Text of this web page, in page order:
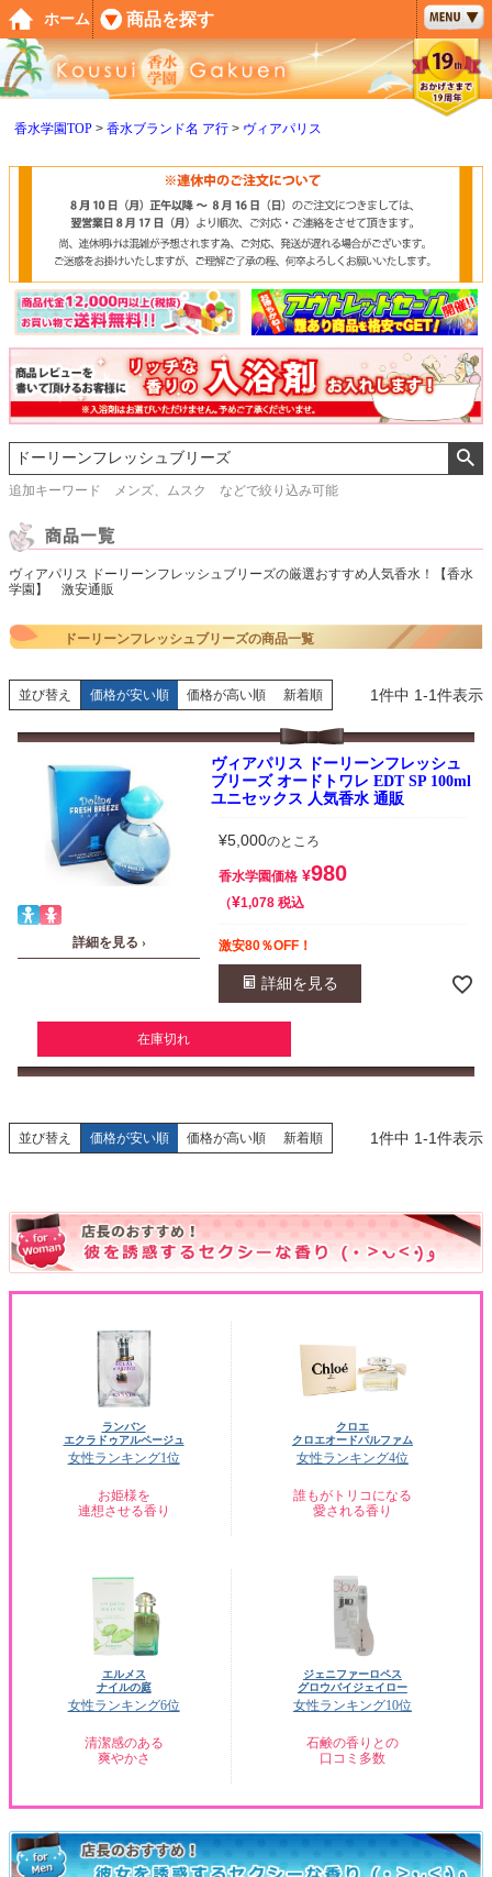
香水学園TOP 香水ブランド名 ア行 ヴィアパリス
追加キーワード メンズ、ムスク などで絞り込み可能
ヴィアパリス ドーリーンフレッシュブリーズの厳選おすすめ人気香水！【香水
学園】 激安通販
ドーリーンフレッシュブリーズの商品一覧
並び替え 価格が安い順 価格が高い順 新着順 1件中 1-1件表示
詳細を見る ›
ヴィアパリス ドーリーンフレッシュ
ブリーズ オードトワレ EDT SP 100ml
ユニセックス 人気香水 通販
¥5,000のところ
香水学園価格 ¥980
¥1,078 税込
激安80％OFF！
詳細を見る
在庫切れ
並び替え 価格が安い順 価格が高い順 新着順 1件中 1-1件表示
ランバン
エクラドゥアルページュ
女性ランキング1位
お姫様を
連想させる香り
クロエ
クロエオードパルファム
女性ランキング4位
誰もがトリコになる
愛される香り
エルメス
ナイルの庭
女性ランキング6位
清潔感のある
爽やかさ
ジェニファーロペス
グロウバイジェイロー
女性ランキング10位
石鹸の香りとの
口コミ多数
ペー
ジト
ップ
へ
ホーム 商品を探す